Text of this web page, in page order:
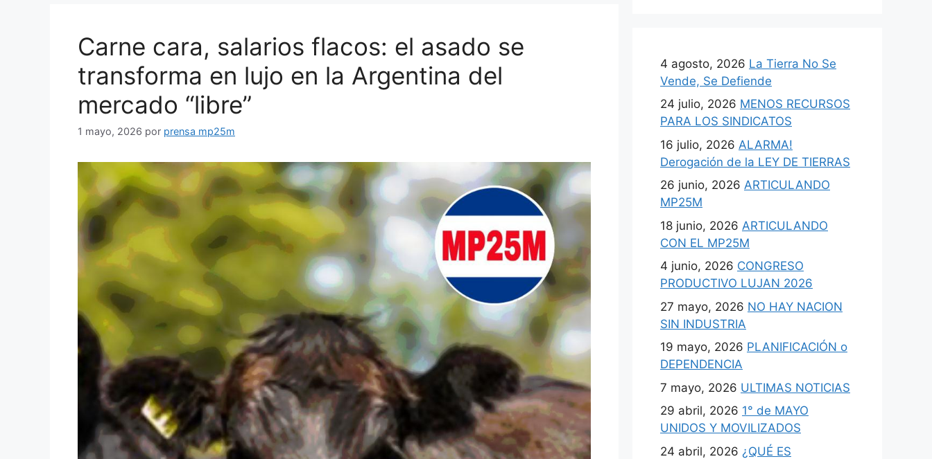
Carne cara, salarios flacos: el asado se
transforma en lujo en la Argentina del
mercado “libre”
1 mayo, 2026 por prensa mp25m
4 agosto, 2026 La Tierra No Se
Vende, Se Defiende
24 julio, 2026 MENOS RECURSOS
PARA LOS SINDICATOS
16 julio, 2026 ALARMA!
Derogación de la LEY DE TIERRAS
26 junio, 2026 ARTICULANDO
MP25M
18 junio, 2026 ARTICULANDO
CON EL MP25M
4 junio, 2026 CONGRESO
PRODUCTIVO LUJAN 2026
27 mayo, 2026 NO HAY NACION
SIN INDUSTRIA
19 mayo, 2026 PLANIFICACIÓN o
DEPENDENCIA
7 mayo, 2026 ULTIMAS NOTICIAS
29 abril, 2026 1° de MAYO
UNIDOS Y MOVILIZADOS
24 abril, 2026 ¿QUÉ ES